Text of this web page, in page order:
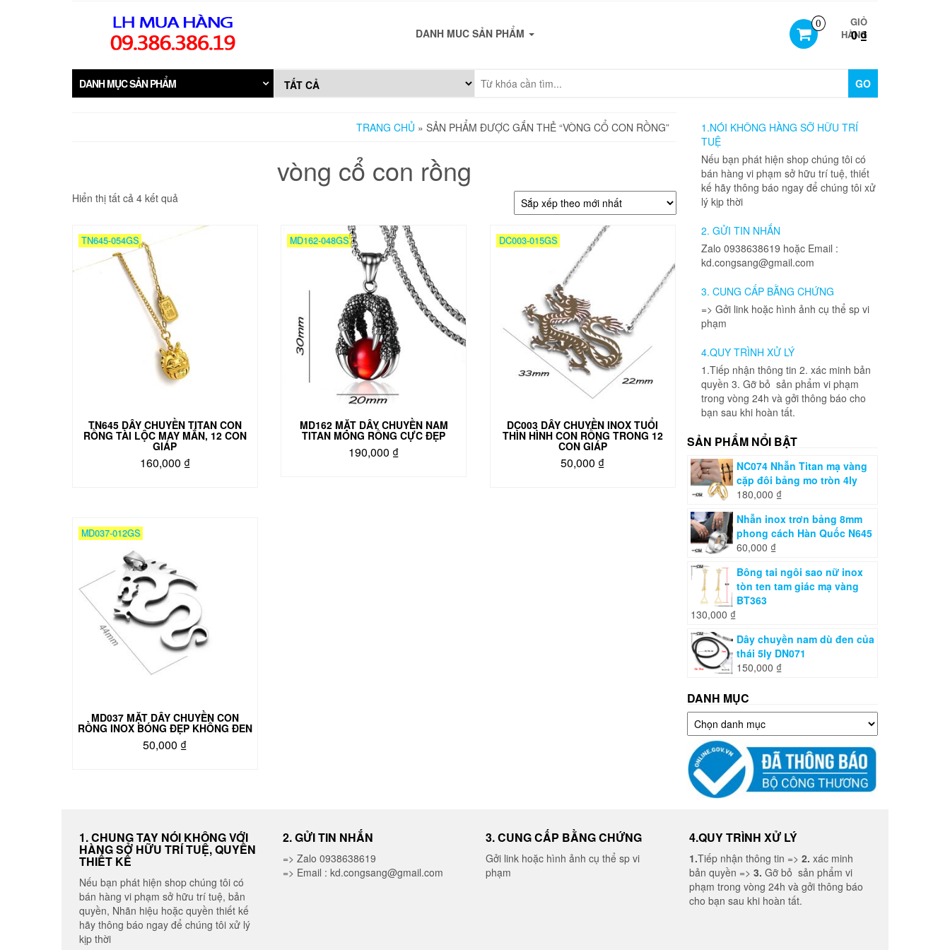
0
GIỎ
HÀNG
0 ₫
DANH MUC SẢN PHẨM
DANH MỤC SẢN PHẨM GO
TRANG CHỦ » SẢN PHẨM ĐƯỢC GẮN THẺ “VÒNG CỔ CON RỒNG”
vòng cổ con rồng
Hiển thị tất cả 4 kết quả
theo
TN645-054GS
TN645 DÂY CHUYỀN TITAN CON
RỒNG TÀI LỘC MAY MẮN, 12 CON
GIÁP
160,000 ₫
MD162-048GS
MD162 MẶT DÂY CHUYỀN NAM
TITAN MÓNG RỒNG CỰC ĐẸP
190,000 ₫
DC003-015GS
DC003 DÂY CHUYỀN INOX TUỔI
THÌN HÌNH CON RỒNG TRONG 12
CON GIÁP
50,000 ₫
MD037-012GS
MD037 MẶT DÂY CHUYỀN CON
RỒNG INOX BÓNG ĐẸP KHÔNG ĐEN
50,000 ₫
1.NÓI KHÔNG HÀNG SỠ HỮU TRÍ
TUỆ
Nếu bạn phát hiện shop chúng tôi có
bán hàng vi phạm sở hữu trí tuệ, thiết
kế hãy thông báo ngay để chúng tôi xử
lý kịp thời
2. GỬI TIN NHẮN
Zalo 0938638619 hoặc Email :
kd.congsang@gmail.com
3. CUNG CẤP BẰNG CHỨNG
=> Gởi link hoặc hình ảnh cụ thể sp vi
phạm
4.QUY TRÌNH XỬ LÝ
1.Tiếp nhận thông tin 2. xác minh bản
quyền 3. Gỡ bỏ sản phẩm vi phạm
trong vòng 24h và gởi thông báo cho
bạn sau khi hoàn tất.
SẢN PHẨM NỔI BẬT
NC074 Nhẫn Titan mạ vàng
cặp đôi bảng mo tròn 4ly
180,000 ₫
Nhẫn inox trơn bảng 8mm
phong cách Hàn Quốc N645
60,000 ₫
Bông tai ngôi sao nữ inox
tòn ten tam giác mạ vàng
BT363
130,000 ₫
Dây chuyền nam dù đen của
thái 5ly DN071
150,000 ₫
DANH MỤC
Danh
mục
1. CHUNG TAY NÓI KHÔNG VỚI
HÀNG SỞ HỮU TRÍ TUỆ, QUYỀN
THIẾT KẾ
Nếu bạn phát hiện shop chúng tôi có
bán hàng vi phạm sở hữu trí tuệ, bản
quyền, Nhãn hiệu hoặc quyền thiết kế
hãy thông báo ngay để chúng tôi xử lý
kịp thời
2. GỬI TIN NHẮN
=> Zalo 0938638619
=> Email : kd.congsang@gmail.com
3. CUNG CẤP BẰNG CHỨNG
Gởi link hoặc hình ảnh cụ thể sp vi
phạm
4.QUY TRÌNH XỬ LÝ
1.Tiếp nhận thông tin => 2. xác minh
bản quyền => 3. Gỡ bỏ sản phẩm vi
phạm trong vòng 24h và gởi thông báo
cho bạn sau khi hoàn tất.